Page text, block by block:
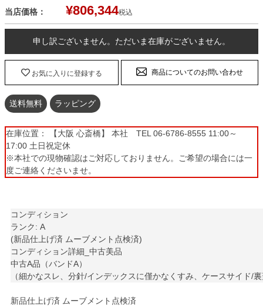
当店価格： ¥806,344税込
申し訳ございません。ただいま在庫がございません。
お気に入りに登録する 商品についてのお問い合わせ
送料無料 ラッピング
在庫位置： 【大阪 心斎橋】 本社 TEL 06-6786-8555 11:00～
17:00 土日祝定休
※本社での現物確認はご対応しておりません。ご希望の場合には一
度ご連絡くださいませ。
コンディション
ランク: A
(新品仕上げ済 ムーブメント点検済)
コンディション詳細_中古美品
中古A品（バンドA）
（細かなスレ、分針/インデックスに僅かなくすみ、ケースサイド
新品仕上げ済 ムーブメント点検済